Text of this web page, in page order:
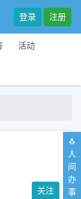
登录 注册
活动
关注
🐧
人
间
办
事